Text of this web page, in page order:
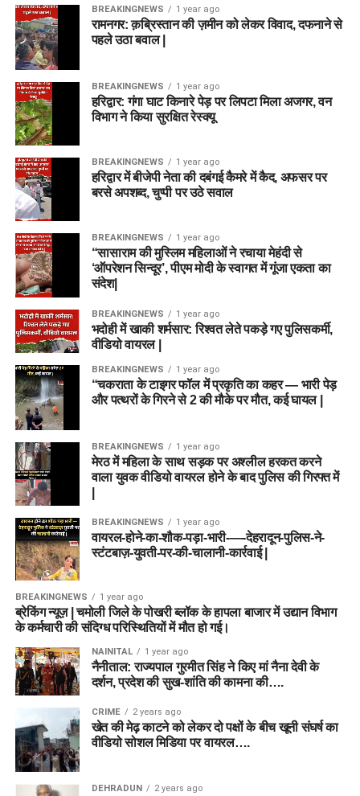
BREAKINGNEWS 1 year ago
रामनगर: क़ब्रिस्तान की ज़मीन को लेकर विवाद, दफनाने से
पहले उठा बवाल |
BREAKINGNEWS 1 year ago
हरिद्वार: गंगा घाट किनारे पेड़ पर लिपटा मिला अजगर, वन
विभाग ने किया सुरक्षित रेस्क्यू
BREAKINGNEWS 1 year ago
हरिद्वार में बीजेपी नेता की दबंगई कैमरे में कैद, अफसर पर
बरसे अपशब्द, चुप्पी पर उठे सवाल
BREAKINGNEWS 1 year ago
“सासाराम की मुस्लिम महिलाओं ने रचाया मेहंदी से
‘ऑपरेशन सिन्दूर’, पीएम मोदी के स्वागत में गूंजा एकता का
संदेश|
BREAKINGNEWS 1 year ago
भदोही में खाकी शर्मसार: रिश्वत लेते पकड़े गए पुलिसकर्मी,
वीडियो वायरल |
BREAKINGNEWS 1 year ago
“चकराता के टाइगर फॉल में प्रकृति का कहर — भारी पेड़
और पत्थरों के गिरने से 2 की मौके पर मौत, कई घायल |
BREAKINGNEWS 1 year ago
मेरठ में महिला के साथ सड़क पर अश्लील हरकत करने
वाला युवक वीडियो वायरल होने के बाद पुलिस की गिरफ्त में
BREAKINGNEWS 1 year ago
वायरल-होने-का-शौक-पड़ा-भारी-—-देहरादून-पुलिस-ने-
स्टंटबाज़-युवती-पर-की-चालानी-कार्रवाई |
BREAKINGNEWS 1 year ago
ब्रेकिंग न्यूज़ | चमोली जिले के पोखरी ब्लॉक के हापला बाजार में उद्यान विभाग
के कर्मचारी की संदिग्ध परिस्थितियों में मौत हो गई।
NAINITAL 1 year ago
नैनीताल: राज्यपाल गुरमीत सिंह ने किए मां नैना देवी के
दर्शन, प्रदेश की सुख-शांति की कामना की….
CRIME 2 years ago
खेत की मेढ़ काटने को लेकर दो पक्षों के बीच खूनी संघर्ष का
वीडियो सोशल मिडिया पर वायरल….
DEHRADUN 2 years ago